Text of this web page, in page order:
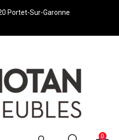
Portet-Sur-Garonne
0